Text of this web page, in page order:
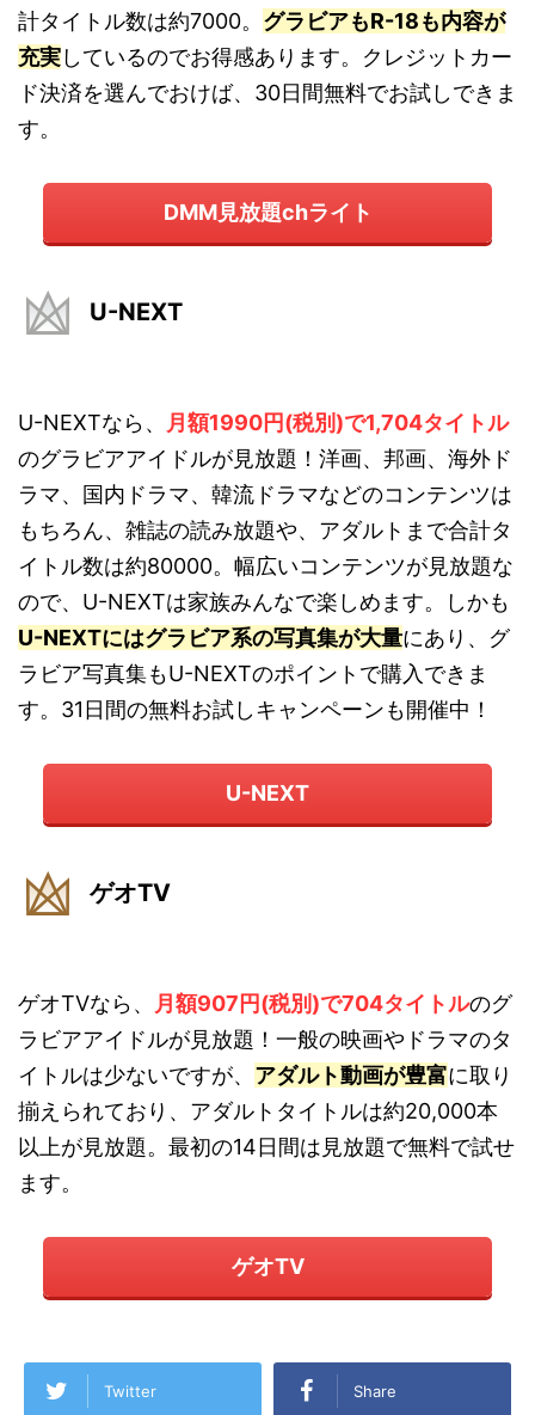
計タイトル数は約7000。 グラビアもR-18も内容が
充実しているのでお得感あります。クレジットカー
ド決済を選んでおけば、30日間無料でお試しできま
す。
DMM見放題chライト
U-NEXT
U-NEXTなら、 月額1990円(税別)で1,704タイトル
のグラビアアイドルが見放題！洋画、邦画、海外ド
ラマ、国内ドラマ、韓流ドラマなどのコンテンツは
もちろん、雑誌の読み放題や、アダルトまで合計タ
イトル数は約80000。幅広いコンテンツが見放題な
ので、U-NEXTは家族みんなで楽しめます。しかも
U-NEXTにはグラビア系の写真集が大量にあり、グ
ラビア写真集もU-NEXTのポイントで購入できま
す。31日間の無料お試しキャンペーンも開催中！
U-NEXT
ゲオTV
ゲオTVなら、 月額907円(税別)で704タイトルのグ
ラビアアイドルが見放題！一般の映画やドラマのタ
イトルは少ないですが、 アダルト動画が豊富に取り
揃えられており、アダルトタイトルは約20,000本
以上が見放題。最初の14日間は見放題で無料で試せ
ます。
ゲオTV
Twitter Share